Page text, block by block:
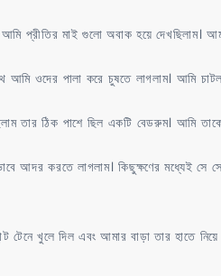
প্রীতির মাই গুলো অবাক হয়ে দেখছিলাম।
আমি ওদের পালা করে চুষতে লাগলাম। আমি
তার ঠিক পাশে ছিল একটি বেডরুম। আমি তাকে
আদর করতে লাগলাম। কিছুক্ষণের মধ্যেই সে
টেনে খুলে দিল এবং আমার বাড়া তার হাতে